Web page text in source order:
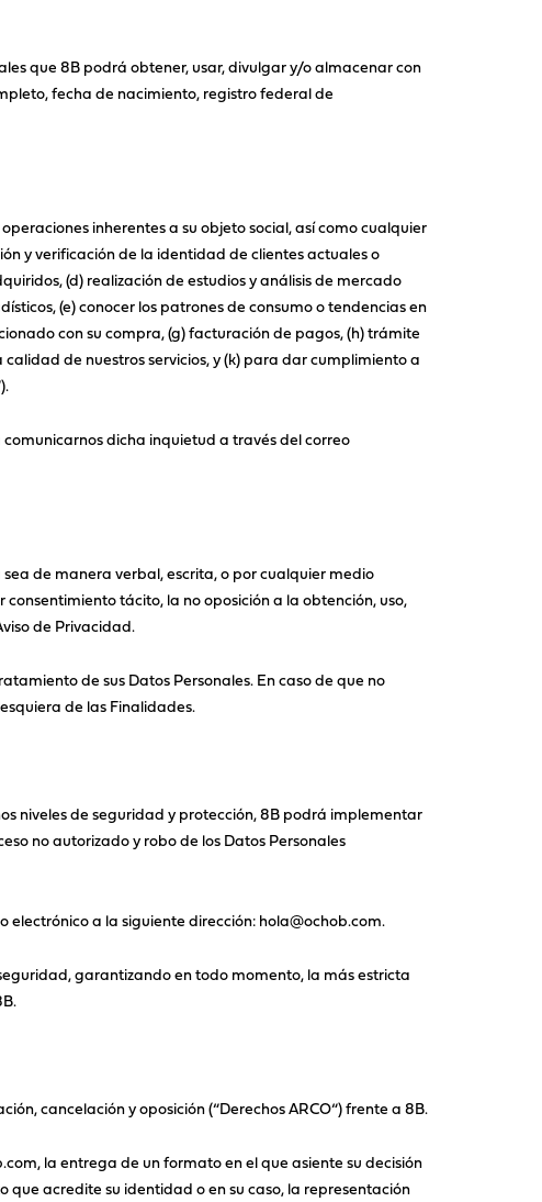
que 8B podrá obtener, usar, divulgar y/o almacenar con
fecha de nacimiento, registro federal de
inherentes a su objeto social, así como cualquier
y verificación de la identidad de clientes actuales o
(d) realización de estudios y análisis de mercado
(e) conocer los patrones de consumo o tendencias en
con su compra, (g) facturación de pagos, (h) trámite
de nuestros servicios, y (k) para dar cumplimiento a
dicha inquietud a través del correo
de manera verbal, escrita, o por cualquier medio
tácito, la no oposición a la obtención, uso,
de Privacidad.
de sus Datos Personales. En caso de que no
de las Finalidades.
niveles de seguridad y protección, 8B podrá implementar
no autorizado y robo de los Datos Personales
a la siguiente dirección: hola@ochob.com.
garantizando en todo momento, la más estricta
cancelación y oposición (“Derechos ARCO“) frente a 8B.
la entrega de un formato en el que asiente su decisión
acredite su identidad o en su caso, la representación